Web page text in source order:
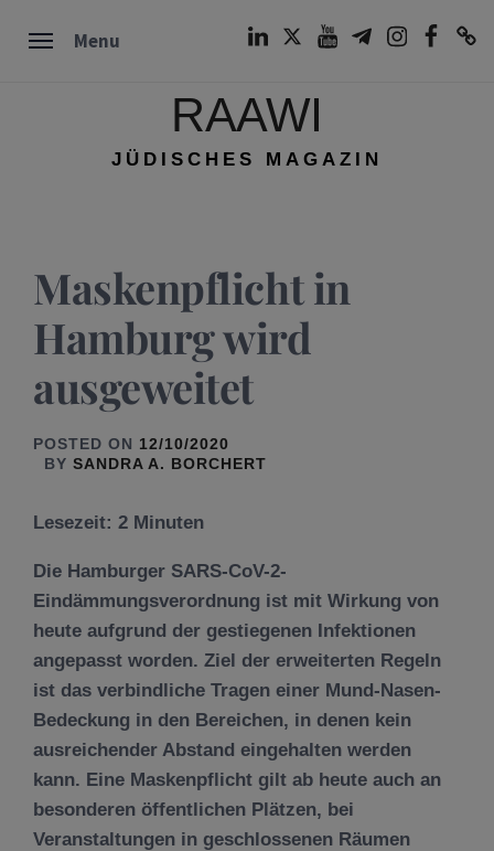
Menu
RAAWI
JÜDISCHES MAGAZIN
Maskenpflicht in
Hamburg wird
ausgeweitet
POSTED ON 12/10/2020
BY SANDRA A. BORCHERT
Lesezeit: 2 Minuten
Die Hamburger SARS-CoV-2-
Eindämmungsverordnung ist mit Wirkung von
heute aufgrund der gestiegenen Infektionen
angepasst worden. Ziel der erweiterten Regeln
ist das verbindliche Tragen einer Mund-Nasen-
Bedeckung in den Bereichen, in denen kein
ausreichender Abstand eingehalten werden
kann. Eine Maskenpflicht gilt ab heute auch an
besonderen öffentlichen Plätzen, bei
Veranstaltungen in geschlossenen Räumen